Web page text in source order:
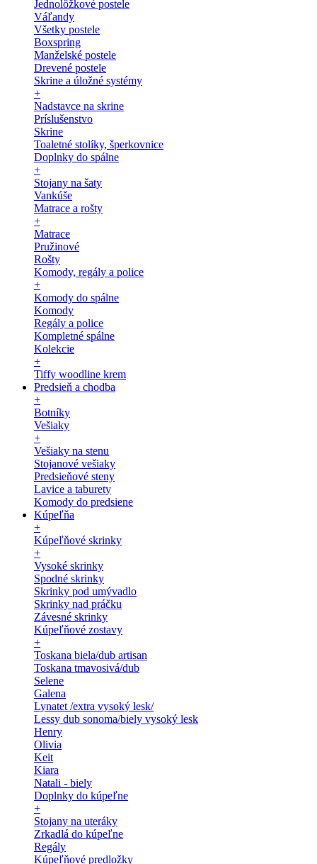
Jednolôžkové postele
Váľandy
Všetky postele
Boxspring
Manželské postele
Drevené postele
Skrine a úložné systémy
+
Nadstavce na skrine
Príslušenstvo
Skrine
Toaletné stolíky, šperkovnice
Doplnky do spálne
+
Stojany na šaty
Vankúše
Matrace a rošty
+
Matrace
Pružinové
Rošty
Komody, regály a police
+
Komody do spálne
Komody
Regály a police
Kompletné spálne
Kolekcie
+
Tiffy woodline krem
Predsieň a chodba
+
Botníky
Vešiaky
+
Vešiaky na stenu
Stojanové vešiaky
Predsieňové steny
Lavice a taburety
Komody do predsiene
Kúpeľňa
+
Kúpeľňové skrinky
+
Vysoké skrinky
Spodné skrinky
Skrinky pod umývadlo
Skrinky nad práčku
Závesné skrinky
Kúpeľňové zostavy
+
Toskana biela/dub artisan
Toskana tmavosivá/dub
Selene
Galena
Lynatet /extra vysoký lesk/
Lessy dub sonoma/biely vysoký lesk
Henry
Olivia
Keit
Kiara
Natali - biely
Doplnky do kúpeľne
+
Stojany na uteráky
Zrkadlá do kúpeľne
Regály
Kúpeľňové predložky